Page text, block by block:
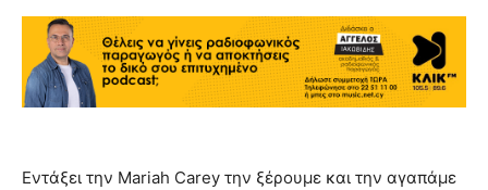
Εντάξει την Mariah Carey την ξέρουμε και την αγαπάμε